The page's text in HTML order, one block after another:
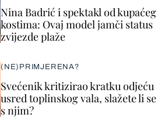
Nina Badrić i spektakl od kupaćeg
kostima: Ovaj model jamči status
zvijezde plaže
(NE)PRIMJERENA?
Svećenik kritizirao kratku odjeću
usred toplinskog vala, slažete li se
s njim?